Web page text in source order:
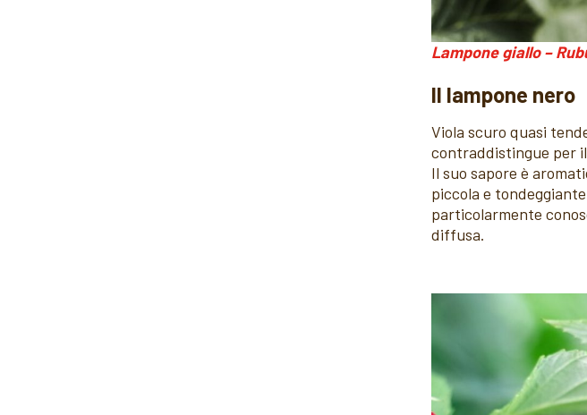
Lampone giallo –
Il lampone nero
Viola scuro quasi
contraddistingue per
Il suo sapore è
piccola e
particolarmente
diffusa.